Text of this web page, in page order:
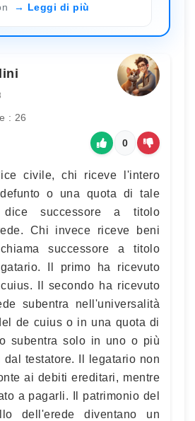
Leggi di più
: 26
0
civile, chi riceve l'intero
o una quota di tale
successore a titolo
Chi invece riceve beni
successore a titolo
Il primo ha ricevuto
Il secondo ha ricevuto
subentra nell'universalità
de cuius o in una quota di
subentra solo in uno o più
dal testatore. Il legatario non
ai debiti ereditari, mentre
a pagarli. Il patrimonio del
dell'erede diventano un